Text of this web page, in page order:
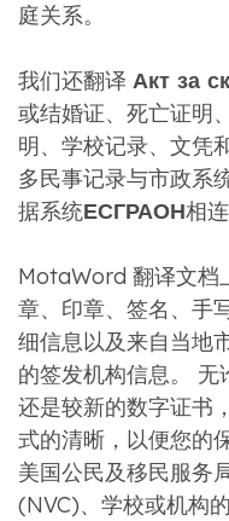
庭关系。
我们还翻译 Акт за
或结婚证、死亡证明
明、学校记录、文凭
多民事记录与市政系
据系统ЕСГРАОН相连
MotaWord 翻译文档
章、印章、签名、手
细信息以及来自当地
的签发机构信息。
还是较新的数字证书
式的清晰，以便您的
美国公民及移民服务
(NVC)、学校或机构的